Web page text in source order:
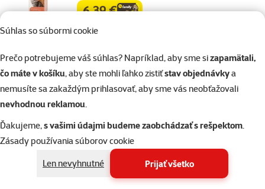
Súhlas so súbormi cookie
Prečo potrebujeme váš súhlas? Napríklad, aby sme sizapamätali,
čo máte v košíku, aby ste mohli ľahko zistiťstav objednávkya
nemusíte sa zakaždým prihlasovať, aby sme vás neobťažovali
nevhodnou reklamou.
Ďakujeme,s vašimi údajmi budeme zaobchádzať s rešpektom.
Zásady používania súborov cookie
Len nevyhnutné
Prijať všetko
familycena
6,39 €
☀️Letný tip značka
Skladom do košíka
Ecosin - Múdra huba tbl. 3 x 3g
Hodnotenie 0%
23,99 €